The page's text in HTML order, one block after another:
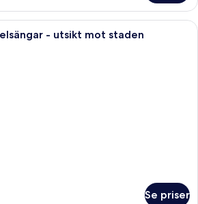
Värdeförvaringsskåp på rummet,
- utsikt mot staden
Se priser